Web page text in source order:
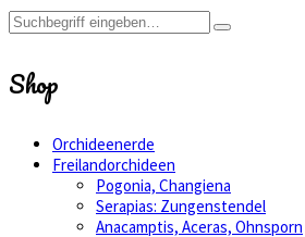
Shop
Orchideenerde
Freilandorchideen
Pogonia, Changiena
Serapias: Zungenstendel
Anacamptis, Aceras, Ohnsporn